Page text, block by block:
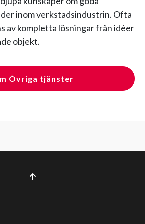
inom verkstadsindustrin. Ofta
av kompletta lösningar från idéer
objekt.
Övriga tjänster